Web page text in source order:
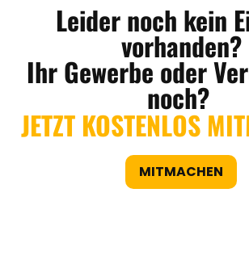
Leider noch kein
vorhanden?
Ihr Gewerbe oder
noch?
JETZT KOSTENLOS
MITMACHEN